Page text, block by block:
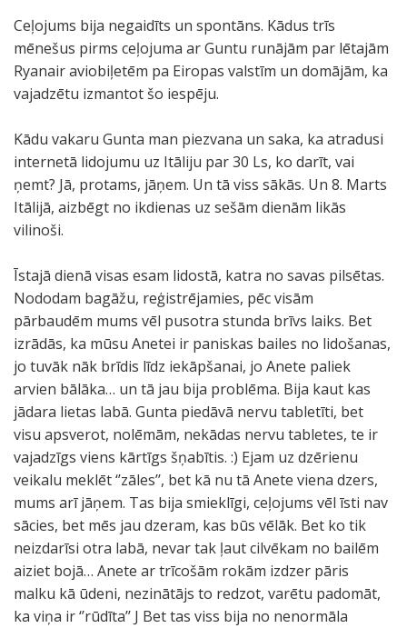
Ceļojums bija negaidīts un spontāns. Kādus trīs
mēnešus pirms ceļojuma ar Guntu runājām par lētajām
Ryanair aviobiļetēm pa Eiropas valstīm un domājām, ka
vajadzētu izmantot šo iespēju.
Kādu vakaru Gunta man piezvana un saka, ka atradusi
internetā lidojumu uz Itāliju par 30 Ls, ko darīt, vai
ņemt? Jā, protams, jāņem. Un tā viss sākās. Un 8. Marts
Itālijā, aizbēgt no ikdienas uz sešām dienām likās
vilinoši.
Īstajā dienā visas esam lidostā, katra no savas pilsētas.
Nododam bagāžu, reģistrējamies, pēc visām
pārbaudēm mums vēl pusotra stunda brīvs laiks. Bet
izrādās, ka mūsu Anetei ir paniskas bailes no lidošanas,
jo tuvāk nāk brīdis līdz iekāpšanai, jo Anete paliek
arvien bālāka… un tā jau bija problēma. Bija kaut kas
jādara lietas labā. Gunta piedāvā nervu tabletīti, bet
visu apsverot, nolēmām, nekādas nervu tabletes, te ir
vajadzīgs viens kārtīgs šņabītis. :) Ejam uz dzērienu
veikalu meklēt ‘’zāles’’, bet kā nu tā Anete viena dzers,
mums arī jāņem. Tas bija smieklīgi, ceļojums vēl īsti nav
sācies, bet mēs jau dzeram, kas būs vēlāk. Bet ko tik
neizdarīsi otra labā, nevar tak ļaut cilvēkam no bailēm
aiziet bojā… Anete ar trīcošām rokām izdzer pāris
malku kā ūdeni, nezinātājs to redzot, varētu padomāt,
ka viņa ir ‘’rūdīta’’ J Bet tas viss bija no nenormāla